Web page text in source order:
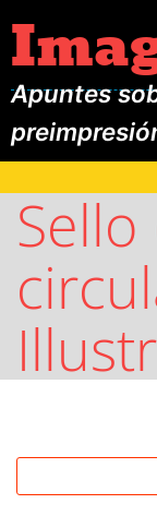
Apuntes